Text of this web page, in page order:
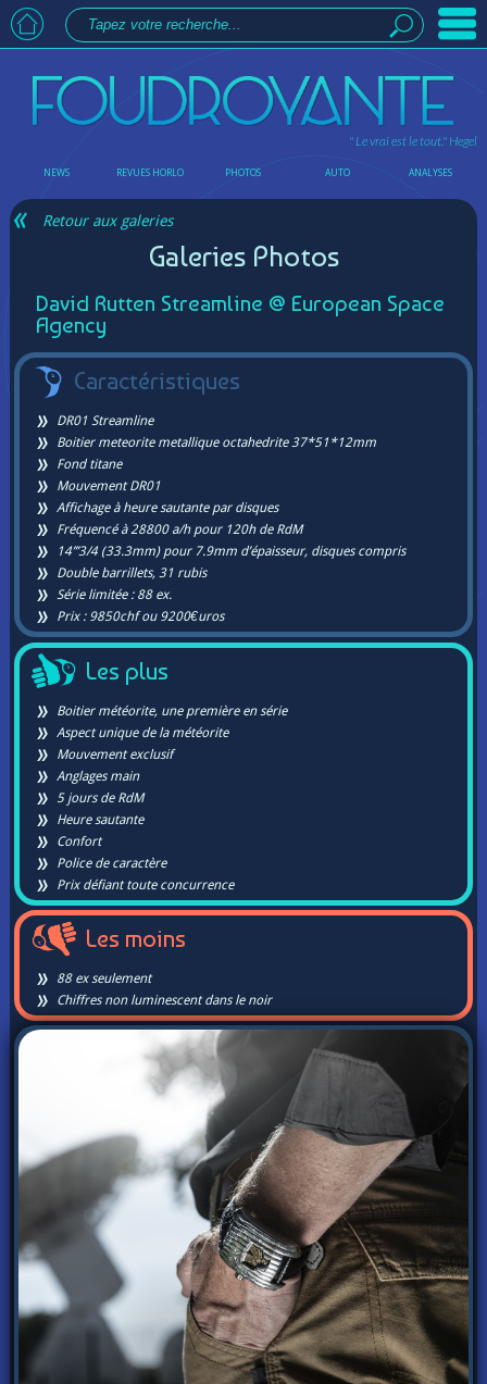
" Le vrai est le tout." Hegel
NEWS REVUES HORLO PHOTOS AUTO ANALYSES
Retour aux galeries
Galeries Photos
David Rutten Streamline @ European Space
Agency
Caractéristiques
DR01 Streamline
Boitier meteorite metallique octahedrite 37*51*12mm
Fond titane
Mouvement DR01
Affichage à heure sautante par disques
Fréquencé à 28800 a/h pour 120h de RdM
14’’’3/4 (33.3mm) pour 7.9mm d’épaisseur, disques compris
Double barrillets, 31 rubis
Série limitée : 88 ex.
Prix : 9850chf ou 9200€uros
Les plus
Boitier météorite, une première en série
Aspect unique de la météorite
Mouvement exclusif
Anglages main
5 jours de RdM
Heure sautante
Confort
Police de caractère
Prix défiant toute concurrence
Les moins
88 ex seulement
Chiffres non luminescent dans le noir